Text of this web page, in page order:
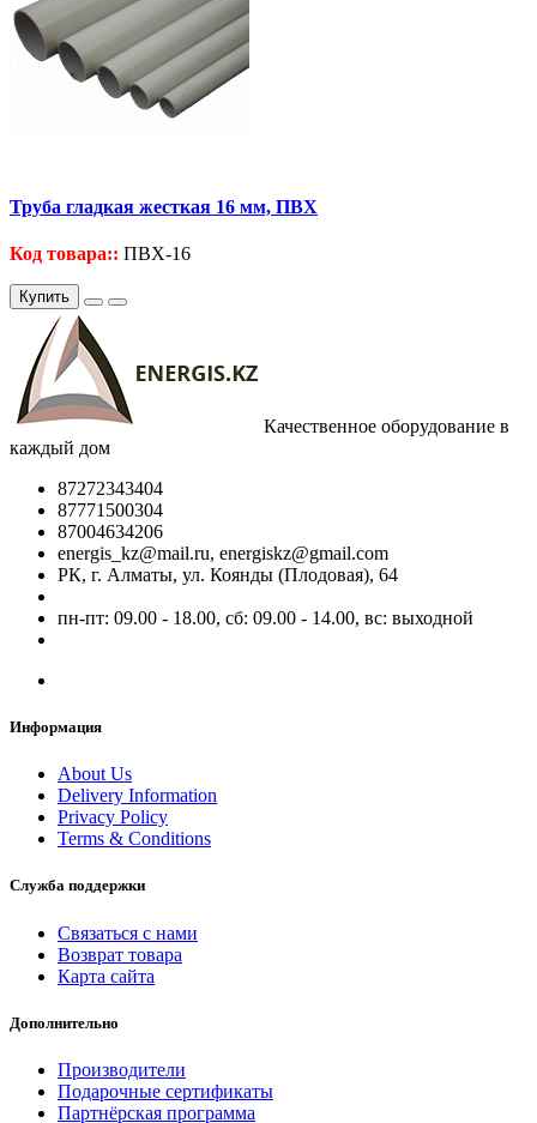
Труба гладкая жесткая 16 мм, ПВХ
Код товара:: ПВХ-16
Купить
Качественное оборудование в
каждый дом
87272343404
87771500304
87004634206
energis_kz@mail.ru, energiskz@gmail.com
РК, г. Алматы, ул. Коянды (Плодовая), 64
пн-пт: 09.00 - 18.00, сб: 09.00 - 14.00, вс: выходной
Информация
About Us
Delivery Information
Privacy Policy
Terms & Conditions
Служба поддержки
Связаться с нами
Возврат товара
Карта сайта
Дополнительно
Производители
Подарочные сертификаты
Партнёрская программа